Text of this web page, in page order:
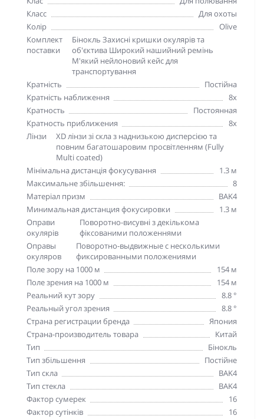
Класс
Для охоты
Колір
Olive
Комплект
поставки
Бінокль Захисні кришки окулярів та
об'єктива Широкий нашийний ремінь
М'який нейлоновий кейс для
транспортування
Кратність
Постійна
Кратність наближення
8х
Кратность
Постоянная
Кратность приближения
8х
Лінзи
XD лінзи зі скла з наднизькою дисперсією та
повним багатошаровим просвітленням (Fully
Multi coated)
Мінімальна дистанція фокусування
1.3 м
Максимальне збільшення:
8
Матеріал призм
BAK4
Минимальная дистанция фокусировки
1.3 м
Оправи
окулярів
Поворотно-висувні з декількома
фіксованими положеннями
Оправы
окуляров
Поворотно-выдвижные с несколькими
фиксированными положениями
Поле зору на 1000 м
154 м
Поле зрения на 1000 м
154 м
Реальний кут зору
8.8 °
Реальный угол зрения
8.8 °
Страна регистрации бренда
Япония
Страна-производитель товара
Китай
Тип
Бінокль
Тип збільшення
Постійне
Тип скла
BAK4
Тип стекла
BAK4
Фактор сумерек
16
Фактор сутінків
16